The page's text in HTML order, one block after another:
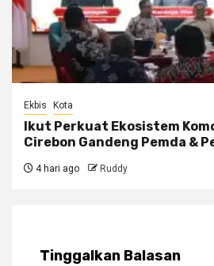
Ekbis Kota
Ikut Perkuat Ekosistem
Cirebon Gandeng Pemda &
4 hari ago Ruddy
Tinggalkan Balasan